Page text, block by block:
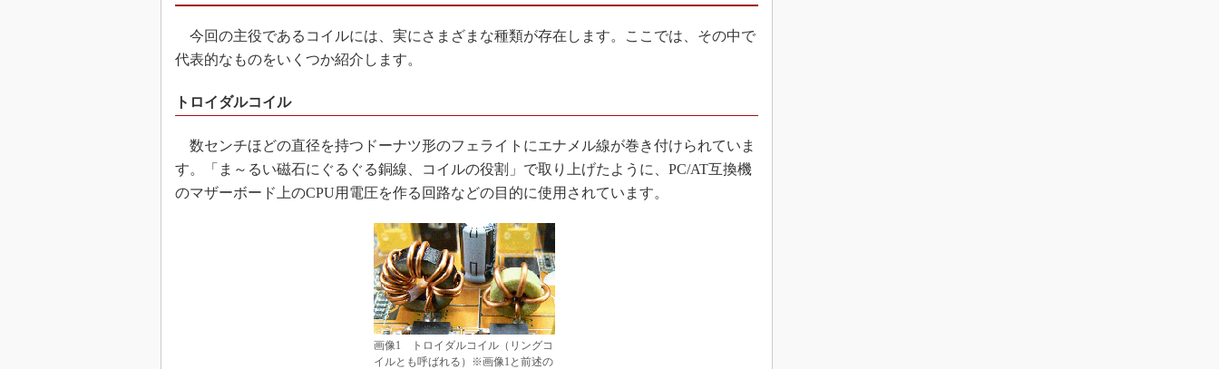
今回の主役であるコイルには、実にさまざまな種類が存在します。ここでは、その中で
代表的なものをいくつか紹介します。
トロイダルコイル
数センチほどの直径を持つドーナツ形のフェライトにエナメル線が巻き付けられていま
す。「ま～るい磁石にぐるぐる銅線、コイルの役割」で取り上げたように、PC/AT互換機
のマザーボード上のCPU用電圧を作る回路などの目的に使用されています。
画像1 トロイダルコイル（リングコ
イルとも呼ばれる）※画像1と前述の